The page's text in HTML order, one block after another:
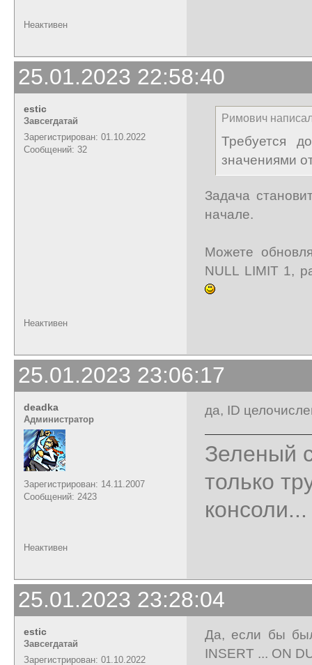
Неактивен
25.01.2023 22:58:40
estic
Завсегдатай
Зарегистрирован: 01.10.2022
Сообщений: 32
Римович
Требуется
значениями
Задача
начале.
Можете
NULL LIMIT 1,
Неактивен
25.01.2023 23:06:17
deadka
Администратор
Зарегистрирован: 14.11.2007
Сообщений: 2423
да, ID
Зеленый
только
консоли...
Неактивен
25.01.2023 23:28:04
estic
Завсегдатай
Зарегистрирован: 01.10.2022
Да, если бы
INSERT ... ON